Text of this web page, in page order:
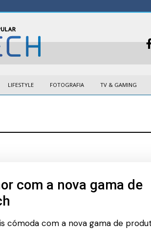
LIFESTYLE FOTOGRAFIA TV & GAMING
com a nova gama de
cómoda com a nova gama de